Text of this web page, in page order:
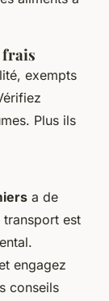
frais
exempts
Plus ils
a de
transport est
engagez
conseils